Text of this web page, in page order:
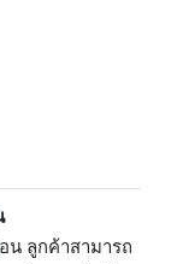
น ลูกค้าสามารถ